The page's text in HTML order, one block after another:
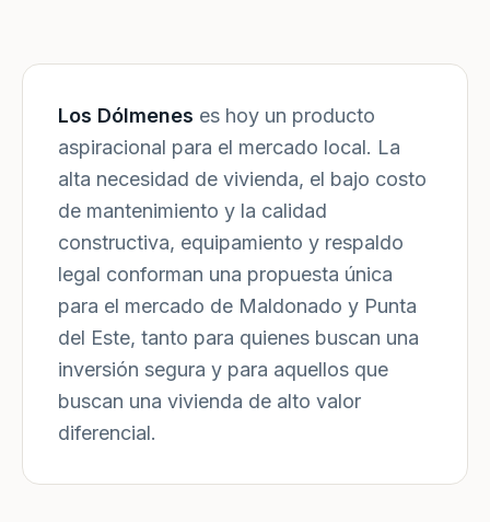
Los Dólmenes es hoy un producto
aspiracional para el mercado local. La
alta necesidad de vivienda, el bajo costo
de mantenimiento y la calidad
constructiva, equipamiento y respaldo
legal conforman una propuesta única
para el mercado de Maldonado y Punta
del Este, tanto para quienes buscan una
inversión segura y para aquellos que
buscan una vivienda de alto valor
diferencial.